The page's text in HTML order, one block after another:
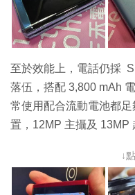
至於效能上，電話仍採
落伍，搭配 3,800 mAh
常使用配合流動電池都
置，12MP 主攝及 13MP
↓